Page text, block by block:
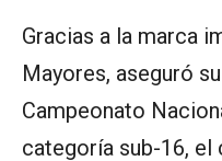
Gracias a la marca
Mayores, aseguró
Campeonato
categoría sub-16, el